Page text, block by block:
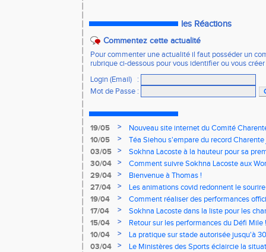
les Réactions
Commentez cette actualité
Pour commenter une actualité il faut posséder un
rubrique ci-dessous pour vous identifier ou vous
Login (Email)
:
Mot de Passe :
19/05 >
Nouveau site internet du Comité
10/05
>
Téa Siehou s'empare du record
03/05
>
Sokhna Lacoste à la hauteur pour sa
30/04
>
Comment suivre Sokhna Lacoste aux
29/04
>
Bienvenue à Thomas !
27/04
>
Les animations covid redonnent le
19/04
>
Comment réaliser des performances
17/04
>
Sokhna Lacoste dans la liste pour les
relais !
15/04 >
Retour sur les performances du Défi Mile !
10/04
>
La pratique sur stade autorisée jusqu'à
03/04
>
Le Ministères des Sports éclaircie la